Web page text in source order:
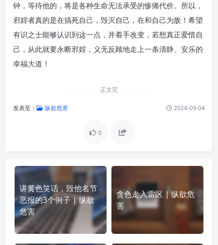
钟，等待他的，将是各种生命无法承受的惨痛代价。所以，
邪婬者真的是在搞死自己，毁灭自己，在和自己为敌！希望
有识之士能够认识到这一点，并着手改变，若想真正爱惜自
己，从此就要永断邪婬，义无反顾地走上一条清静、安乐的
幸福大道！
正文完
发表至： 纵欲危害 2024-09-04
0
讲黄色笑话，毁他名节
恶报的3个例子 | 纵欲
危害
贪色走入雷区 | 纵欲危
害